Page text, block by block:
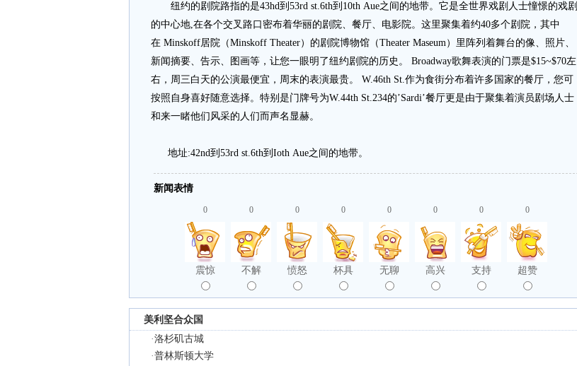
纽约的剧院路指的是43hd到53rd st.6th到10th Aue之间的地带。它是全世界戏剧人士憧憬的戏剧
的中心地,在各个交叉路口密布着华丽的剧院、餐厅、电影院。这里聚集着约40多个剧院，其中
在 Minskoff居院（Minskoff Theater）的剧院博物馆（Theater Maseum）里阵列着舞台的像、照片、
新闻摘要、告示、图画等，让您一眼明了纽约剧院的历史。 Broadway歌舞表演的门票是$15~$70左
右，周三白天的公演最便宜，周末的表演最贵。 W.46th St.作为食街分布着许多国家的餐厅，您可
按照自身喜好随意选择。特别是门牌号为W.44th St.234的’Sardi’餐厅更是由于聚集着演员剧场人士
和来一睹他们风采的人们而声名显赫。
地址:42nd到53rd st.6th到Ioth Aue之间的地带。
新闻表情
0
震惊
0
不解
0
愤怒
0
杯具
0
无聊
0
高兴
0
支持
0
超赞
美利坚合众国
·洛杉矶古城
·普林斯顿大学